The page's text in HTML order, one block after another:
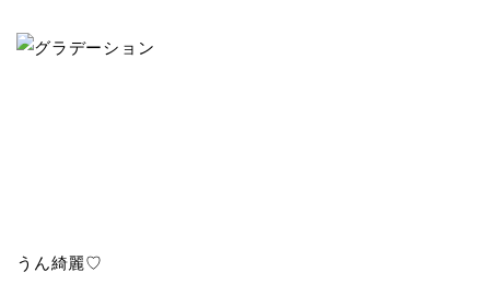
うん綺麗♡